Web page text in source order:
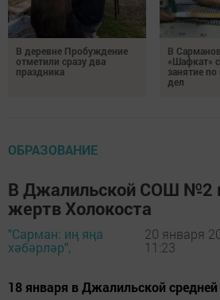
В деревне Пробуждение
отметили сразу два
праздника
В
«Шафкат»
занятие
дел
ОБРАЗОВАНИЕ
В Джалильской СОШ №2
жертв Холокоста
"Сарман: иң яңа
хәбәрләр",
20 января
11:23
18 января в Джалильской